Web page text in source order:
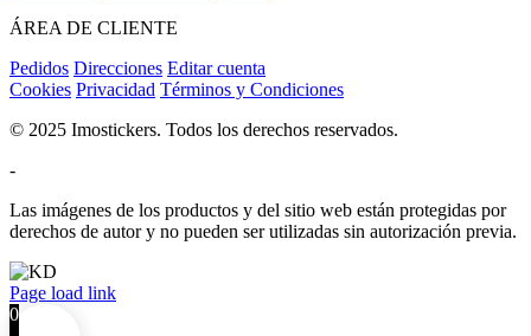
ÁREA DE CLIENTE
Pedidos Direcciones Editar cuenta
Cookies Privacidad Términos y Condiciones
© 2025 Imostickers. Todos los derechos reservados.
-
Las imágenes de los productos y del sitio web están protegidas por
derechos de autor y no pueden ser utilizadas sin autorización previa.
Facebook
Twitter
Instagram
Pinterest
Page load link
0